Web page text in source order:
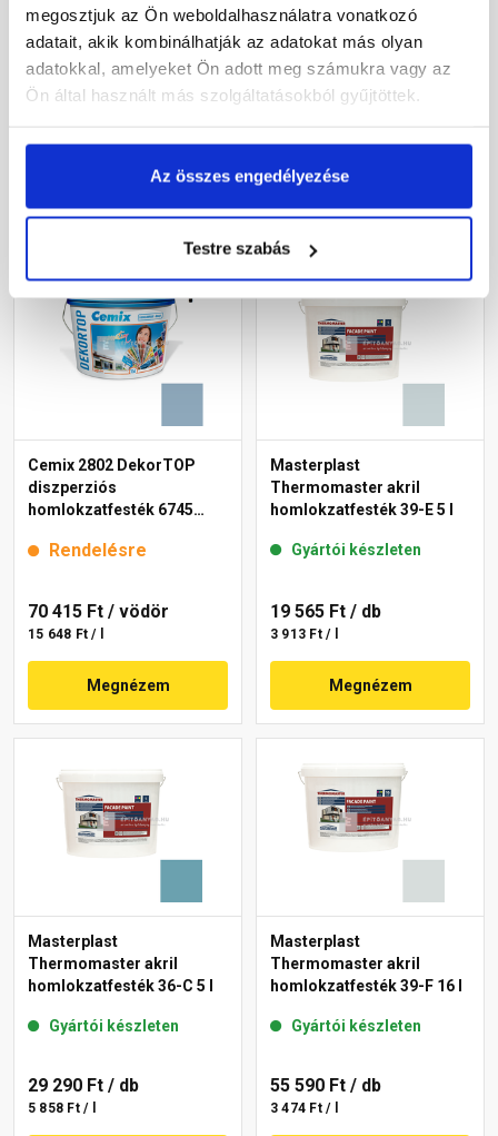
megosztjuk az Ön weboldalhasználatra vonatkozó
adatait, akik kombinálhatják az adatokat más olyan
adatokkal, amelyeket Ön adott meg számukra vagy az
Ön által használt más szolgáltatásokból gyűjtöttek.
Az összes engedélyezése
Testre szabás
diszperziós
homlokzatfesték 4727 blue
Rendelésre
Megnézem
diszperziós
homlokzatfesték 4741 blue
Rendelésre
Megnézem
Cemix 2802 DekorTOP
diszperziós
homlokzatfesték 6745
Rendelésre
70 415 Ft / vödör
15 648 Ft / l
Megnézem
Masterplast
Thermomaster akril
homlokzatfesték 39-E 5 l
Gyártói készleten
19 565 Ft / db
3 913 Ft / l
Megnézem
Masterplast
Thermomaster akril
homlokzatfesték 36-C 5 l
Gyártói készleten
29 290 Ft / db
5 858 Ft / l
Masterplast
Thermomaster akril
homlokzatfesték 39-F 16 l
Gyártói készleten
55 590 Ft / db
3 474 Ft / l